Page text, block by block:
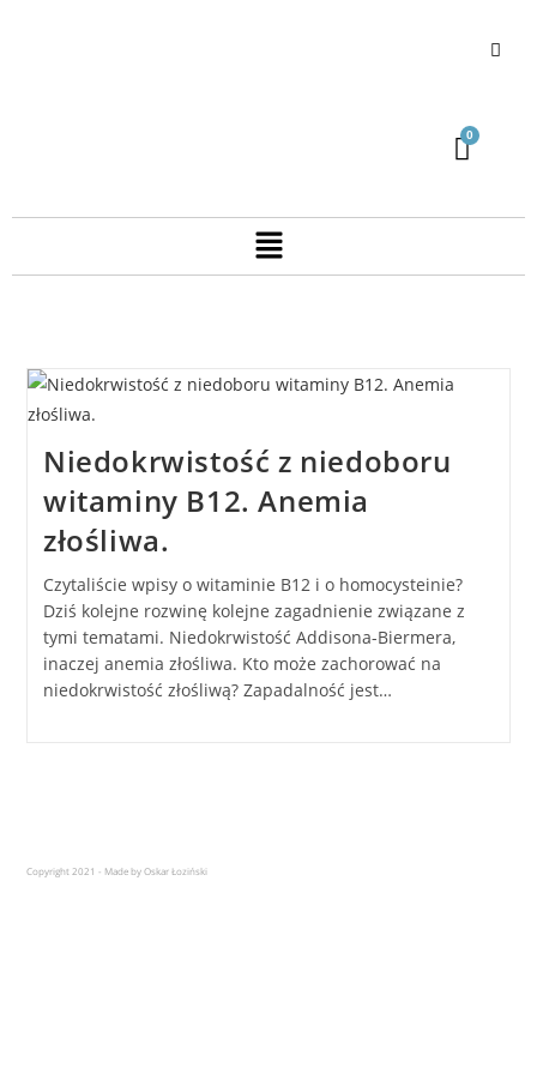
Niedokrwistość z niedoboru
witaminy B12. Anemia
złośliwa.
Czytaliście wpisy o witaminie B12 i o homocysteinie?
Dziś kolejne rozwinę kolejne zagadnienie związane z
tymi tematami. Niedokrwistość Addisona-Biermera,
inaczej anemia złośliwa. Kto może zachorować na
niedokrwistość złośliwą? Zapadalność jest…
Copyright 2021 - Made by Oskar Łoziński